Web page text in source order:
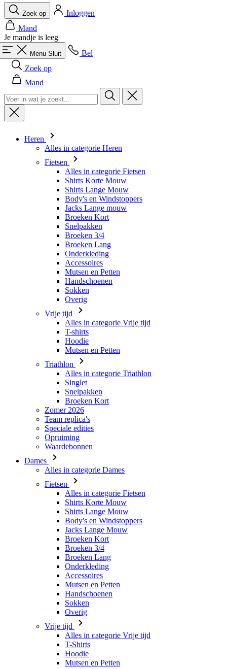
Zoek op
Inloggen
Mand
Je mandje is leeg
Menu Sluit
Bel
Zoek op
Mand
Heren
Alles in categorie Heren
Fietsen
Alles in categorie Fietsen
Shirts Korte Mouw
Shirts Lange Mouw
Body's en Windstoppers
Jacks Lange mouw
Broeken Kort
Snelpakken
Broeken 3/4
Broeken Lang
Onderkleding
Accessoires
Mutsen en Petten
Handschoenen
Sokken
Overig
Vrije tijd
Alles in categorie Vrije tijd
T-shirts
Hoodie
Mutsen en Petten
Triathlon
Alles in categorie Triathlon
Singlet
Snelpakken
Broeken Kort
Zomer 2026
Team replica's
Speciale edities
Opruiming
Waardebonnen
Dames
Alles in categorie Dames
Fietsen
Alles in categorie Fietsen
Shirts Korte Mouw
Shirts Lange Mouw
Body's en Windstoppers
Jacks Lange Mouw
Broeken Kort
Broeken 3/4
Broeken Lang
Onderkleding
Accessoires
Mutsen en Petten
Handschoenen
Sokken
Overig
Vrije tijd
Alles in categorie Vrije tijd
T-Shirts
Hoodie
Mutsen en Petten